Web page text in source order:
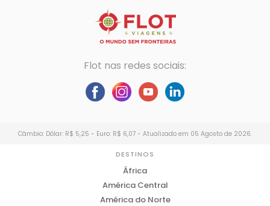
Flot nas redes sociais:
Câmbio: Dólar: R$ 5,25 - Euro: R$ 6,07 - Atualizado em 05 Agosto de 2026.
DESTINOS
África
América Central
América do Norte